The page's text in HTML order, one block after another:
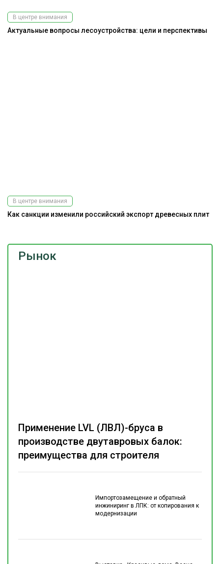
Рынок
Импортозамещение и обратный
инжиниринг в ЛПК: от копирования к
модернизации
Применение LVL (ЛВЛ)-бруса в
производстве двутавровых балок:
преимущества для строителя
В центре внимания
Актуальные вопросы лесоустройства: цели и перспективы
В центре внимания
Как санкции изменили российский экспорт древесных плит